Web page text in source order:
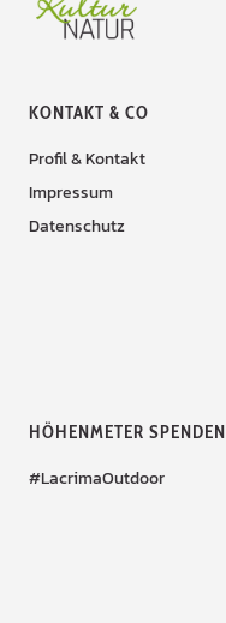
KONTAKT & CO
Profil & Kontakt
Impressum
Datenschutz
HÖHENMETER SPENDEN
#LacrimaOutdoor